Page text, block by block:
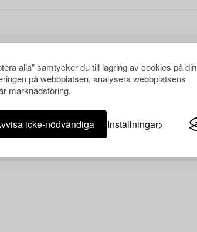
alla" samtycker du till lagring av cookies på din
på webbplatsen, analysera webbplatsens
marknadsföring.
icke-nödvändiga Inställningar